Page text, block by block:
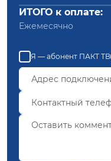
ИТОГО к оплате:
Ежемесячно
Я — абонент ПАКТ ТВ